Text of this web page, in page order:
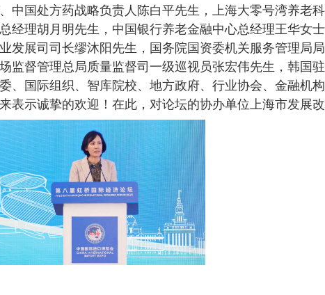
中国处方药战略负责人陈白平先生，上海大零号湾养老
经理胡月明先生，中国银行养老金融中心总经理王华女
发展司司长缪沐阳先生，国务院国资委机关服务管理局
监督管理总局质量监督司一级巡视员张宏伟先生，韩国
、国际组织、智库院校、地方政府、行业协会、金融机
表示诚挚的欢迎！在此，对论坛的协办单位上海市发展